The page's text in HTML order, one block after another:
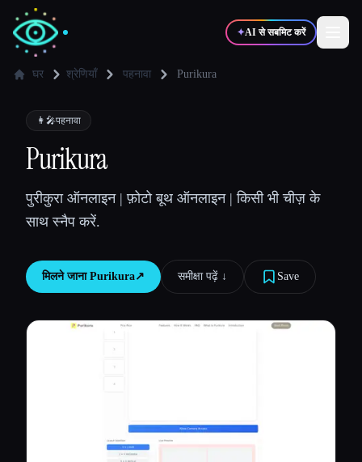
✦AI से सबमिट करें
✍️लेखक
💻
🎓 विद्यार्थी
घर श्रेणियाँ पहनावा Purikura
👩‍🎤पहनावा
Purikura
पुरीकुरा ऑनलाइन | फ़ोटो बूथ ऑनलाइन | किसी भी चीज़ के
साथ स्नैप करें.
मिलने जाना Purikura↗︎ समीक्षा पढ़ें ↓︎ Save